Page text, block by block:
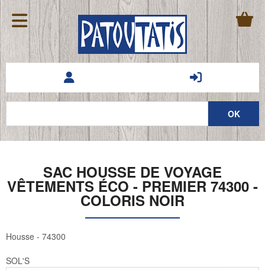
SAC HOUSSE DE VOYAGE
VÊTEMENTS ÉCO - PREMIER 74300 -
COLORIS NOIR
Housse - 74300
SOL'S